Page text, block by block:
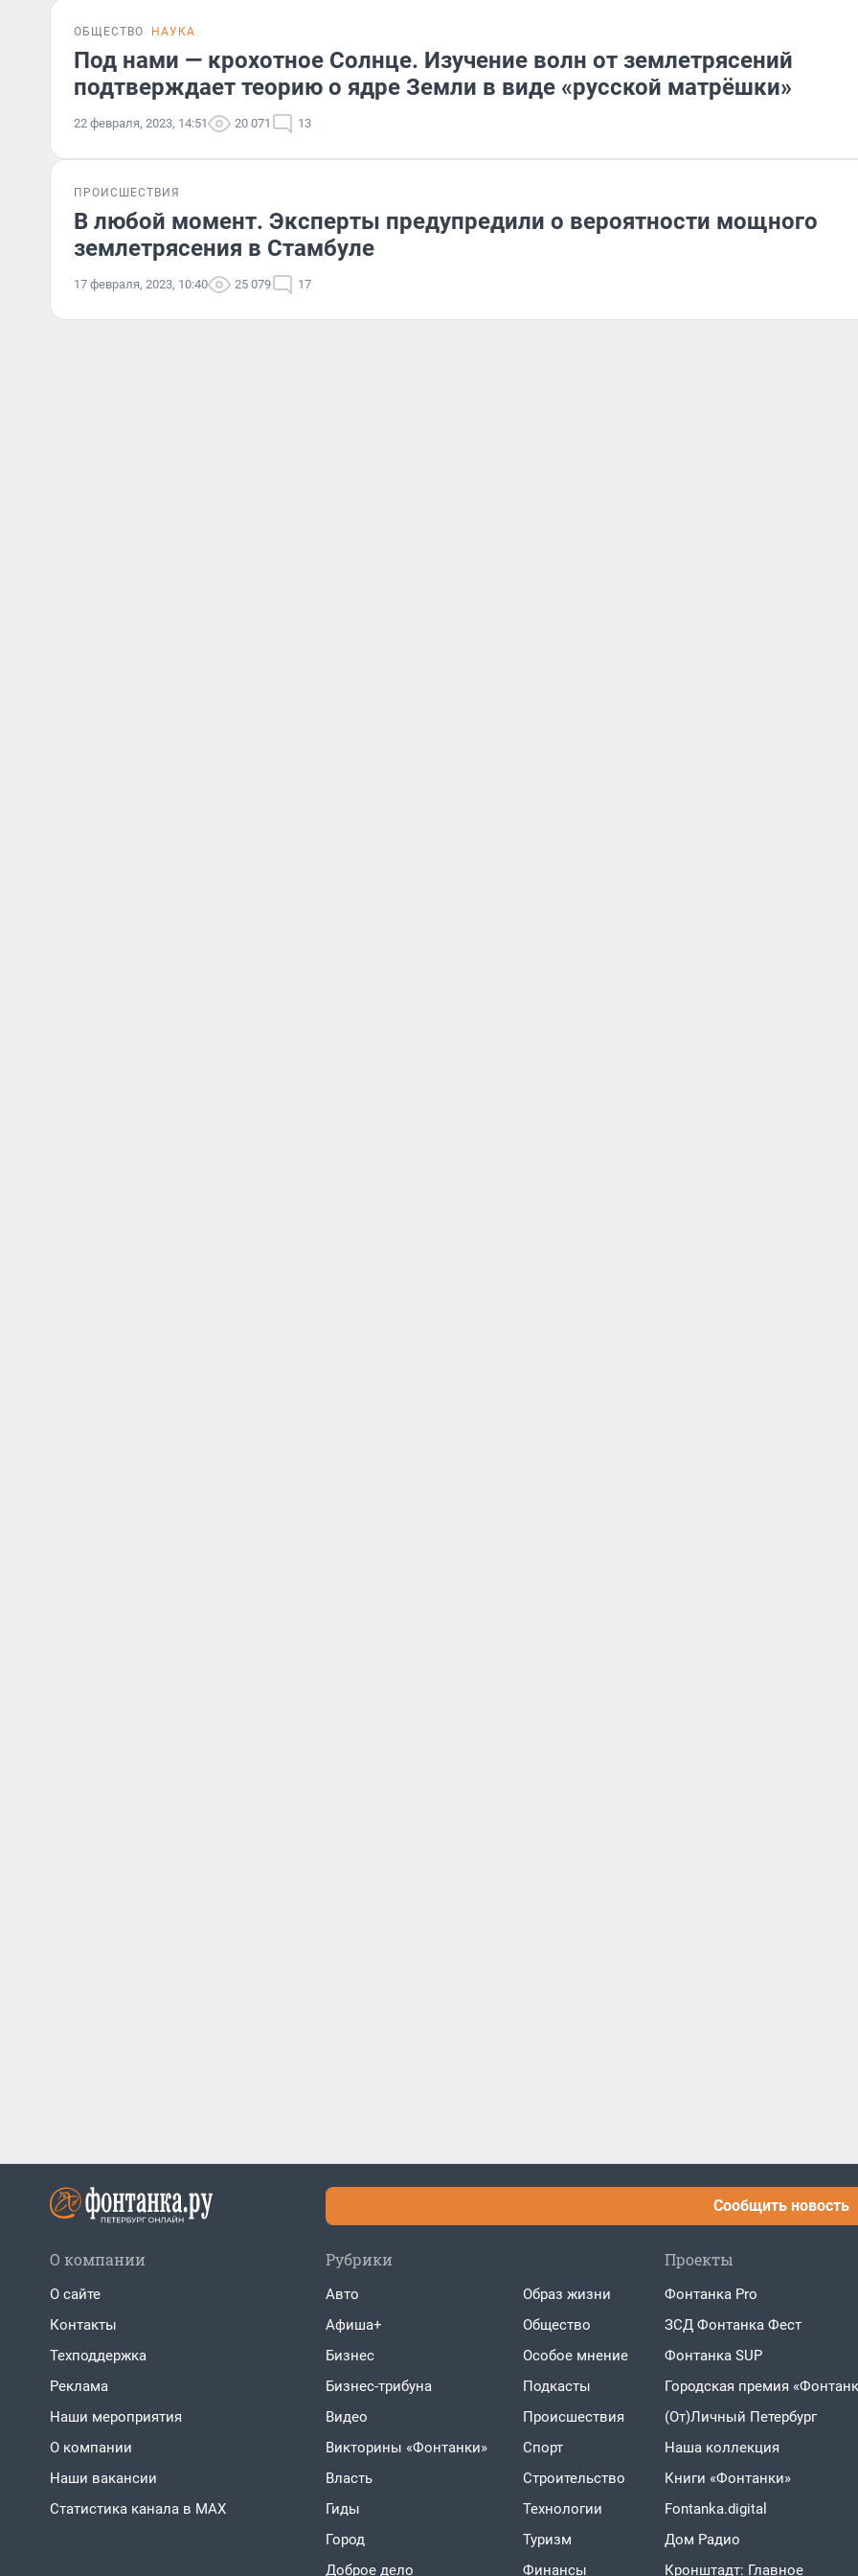
ОБЩЕСТВО НАУКА
Под нами — крохотное Солнце. Изучение волн от землетрясений
подтверждает теорию о ядре Земли в виде «русской матрёшки»
22 февраля, 2023, 14:51 20 071 13
ПРОИСШЕСТВИЯ
В любой момент. Эксперты предупредили о вероятности мощного
землетрясения в Стамбуле
17 февраля, 2023, 10:40 25 079 17
Сообщить новость
О компании
О сайте
Контакты
Техподдержка
Реклама
Наши мероприятия
О компании
Наши вакансии
Статистика канала в MAX
Рубрики
Авто
Афиша+
Бизнес
Бизнес-трибуна
Видео
Викторины «Фонтанки»
Власть
Гиды
Город
Доброе дело
Образ жизни
Общество
Особое мнение
Подкасты
Проиcшествия
Спорт
Строительство
Технологии
Туризм
Финансы
Проекты
Фонтанка Pro
ЗСД Фонтанка Фест
Фонтанка SUP
Городская премия
(От)Личный Петербург
Наша коллекция
Книги «Фонтанки»
Fontanka.digital
Дом Радио
Кронштадт: Главное